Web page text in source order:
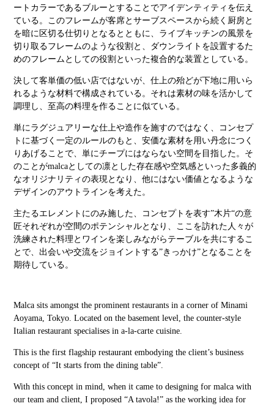
ートカラーであるブルーとすることでアイデンティティを伝え
ている。このフレームが客席とサーブスペースから続く厨房と
を暗に区切る仕切りとなるとともに、ライブキッチンの風景を
切り取るフレームのような役割と、ダウンライトを設置するた
めのフレームとしての役割といった複合的な装置としている。
決して客単価の低い店ではないが、仕上の殆どが下地に用いら
れるような材料で構成されている。それは素材の味を活かして
調理し、至高の料理を作ることに似ている。
単にラグジュアリーな仕上や造作を施すのではなく、コンセプ
トに基づく一定のルールのもと、安価な素材を用い丹念につく
りあげることで、単にチープにはならない空間を目指した。そ
のことがmalcaとしての凛とした存在感や空気感といった多義的
なオリジナリティの表現となり、他にはない価値となるような
デザインのアウトラインを考えた。
主たるエレメントにのみ施した、コンセプトを表す”木片“の意
匠それぞれが空間のポテンシャルとなり、ここを訪れた人々が
洗練された料理とワインを楽しみながらテーブルを共にするこ
とで、出会いや交流をジョイントする”きっかけ”となることを
期待している。
Malca sits amongst the prominent restaurants in a corner of Minami
Aoyama, Tokyo. Located on the basement level, the counter-style
Italian restaurant specialises in a-la-carte cuisine.
This is the first flagship restaurant embodying the client’s business
concept of “It starts from the dining table”.
With this concept in mind, when it came to designing for malca with
our team and client, I proposed “A tavola!” as the working idea for